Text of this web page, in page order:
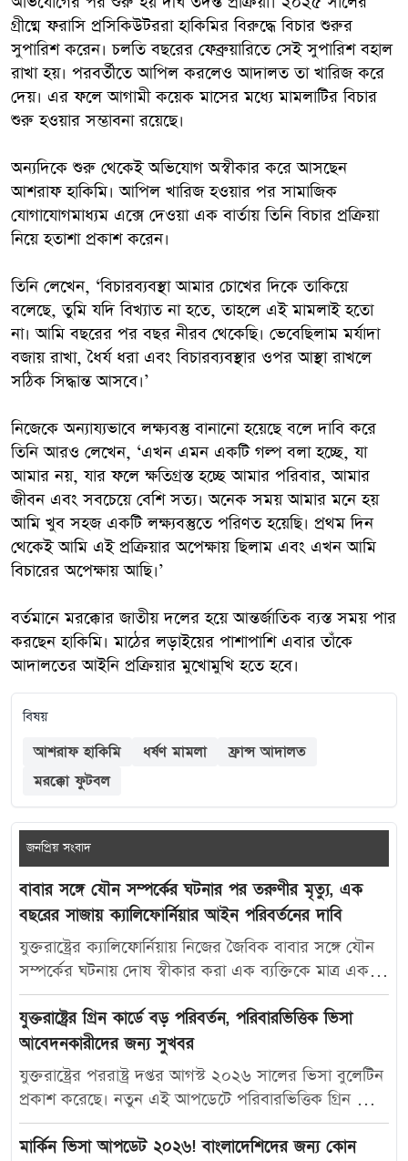
গ্রীষ্মে ফরাসি প্রসিকিউটররা হাকিমির বিরুদ্ধে বিচার শুরুর
সুপারিশ করেন। চলতি বছরের ফেব্রুয়ারিতে সেই সুপারিশ বহাল
রাখা হয়। পরবর্তীতে আপিল করলেও আদালত তা খারিজ করে
দেয়। এর ফলে আগামী কয়েক মাসের মধ্যে মামলাটির বিচার
শুরু হওয়ার সম্ভাবনা রয়েছে।
অন্যদিকে শুরু থেকেই অভিযোগ অস্বীকার করে আসছেন
আশরাফ হাকিমি। আপিল খারিজ হওয়ার পর সামাজিক
যোগাযোগমাধ্যম এক্সে দেওয়া এক বার্তায় তিনি বিচার প্রক্রিয়া
নিয়ে হতাশা প্রকাশ করেন।
তিনি লেখেন, ‘বিচারব্যবস্থা আমার চোখের দিকে তাকিয়ে
বলেছে, তুমি যদি বিখ্যাত না হতে, তাহলে এই মামলাই হতো
না। আমি বছরের পর বছর নীরব থেকেছি। ভেবেছিলাম মর্যাদা
বজায় রাখা, ধৈর্য ধরা এবং বিচারব্যবস্থার ওপর আস্থা রাখলে
সঠিক সিদ্ধান্ত আসবে।’
নিজেকে অন্যায্যভাবে লক্ষ্যবস্তু বানানো হয়েছে বলে দাবি করে
তিনি আরও লেখেন, ‘এখন এমন একটি গল্প বলা হচ্ছে, যা
আমার নয়, যার ফলে ক্ষতিগ্রস্ত হচ্ছে আমার পরিবার, আমার
জীবন এবং সবচেয়ে বেশি সত্য। অনেক সময় আমার মনে হয়
আমি খুব সহজ একটি লক্ষ্যবস্তুতে পরিণত হয়েছি। প্রথম দিন
থেকেই আমি এই প্রক্রিয়ার অপেক্ষায় ছিলাম এবং এখন আমি
বিচারের অপেক্ষায় আছি।’
বর্তমানে মরক্কোর জাতীয় দলের হয়ে আন্তর্জাতিক ব্যস্ত সময় পার
করছেন হাকিমি। মাঠের লড়াইয়ের পাশাপাশি এবার তাঁকে
আদালতের আইনি প্রক্রিয়ার মুখোমুখি হতে হবে।
বিষয়
আশরাফ হাকিমি ধর্ষণ মামলা
ফ্রান্স আদালত
মরক্কো ফুটবল
জনপ্রিয় সংবাদ
বাবার সঙ্গে যৌন সম্পর্কের ঘটনার পর তরুণীর মৃত্যু, এক
বছরের সাজায় ক্যালিফোর্নিয়ার আইন পরিবর্তনের দাবি
যুক্তরাষ্ট্রের ক্যালিফোর্নিয়ায় নিজের জৈবিক বাবার সঙ্গে যৌন
সম্পর্কের ঘটনায় দোষ স্বীকার করা এক ব্যক্তিকে মাত্র এক
বছরের কারাদণ্ড দেওয়ায় নতুন করে বিতর্ক তৈরি হয়েছে।
আদালতের এই রায়ে অসন্তোষ প্রকাশ করে ভুক্তভোগী
তরুণীর মা ক্যালিফোর্নিয়ার যৌন অপরাধ-সংক্রান্ত আইন
আরও কঠোর করার দাবি জানিয়েছেন। মার্কিন সংবাদমাধ্যম
দ্য ক্যালিফোর্নিয়া পোস্ট-কে দেওয়া সাক্ষাৎকারে ক্যারোলিনা
স্যান্ডোভাল বলেন, তার মেয়ে মাকাইলা রেনে সেটলসের নামে
নতুন আইন প্রণয়ন করা উচিত, যাতে ভবিষ্যতে এ ধরনের
যুক্তরাষ্ট্রের গ্রিন কার্ডে বড় পরিবর্তন, পরিবারভিত্তিক ভিসা
আবেদনকারীদের জন্য সুখবর
যুক্তরাষ্ট্রের পররাষ্ট্র দপ্তর আগস্ট ২০২৬ সালের ভিসা বুলেটিন
প্রকাশ করেছে। নতুন এই আপডেটে পরিবারভিত্তিক গ্রিন কার্ড
আবেদনকারীদের জন্য বেশ কিছু গুরুত্বপূর্ণ অগ্রগতি দেখা
গেছে। বিশেষ করে যুক্তরাষ্ট্রের স্থায়ী বাসিন্দাদের স্বামী, স্ত্রী ও
মার্কিন ভিসা আপডেট ২০২৬! বাংলাদেশিদের জন্য কোন